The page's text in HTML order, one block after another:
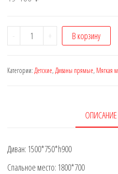
-
Количество
Диван-
"Гага"
+ В корзину
Категории: Детские, Диваны прямые, Мягкая
ОПИСАНИЕ
Диван: 1500*750*h900
Спальное место: 1800*700